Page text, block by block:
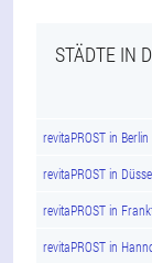
STÄDTE IN
revitaPROST in Berlin
revitaPROST in
revitaPROST in
revitaPROST in